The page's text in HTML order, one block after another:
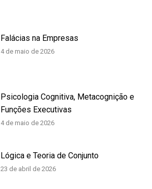
Falácias na Empresas
4 de maio de 2026
Psicologia Cognitiva, Metacognição e
Funções Executivas
4 de maio de 2026
Lógica e Teoria de Conjunto
23 de abril de 2026